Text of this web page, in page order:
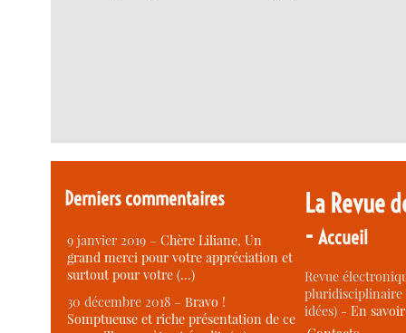
Derniers commentaires
9 janvier 2019 –Chère Liliane, Un
grand merci pour votre appréciation et
surtout pour votre (…)
30 décembre 2018 –Bravo !
Somptueuse et riche présentation de ce
La Revue
-Accueil
Revue
idées) -En